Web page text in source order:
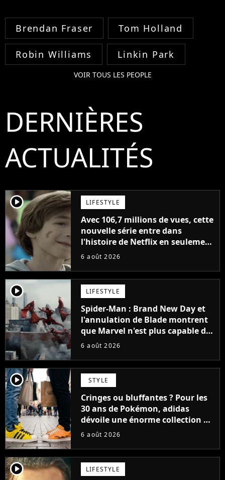
Brendan Fraser Tom Holland
Robin Williams Linkin Park
VOIR TOUS LES PEOPLE
DERNIÈRES
ACTUALITÉS
player2 LIFESTYLE
Avec 106,7 millions de vues, cette
nouvelle série entre dans
l'histoire de Netflix en seulement
48 jours
6 août 2026
player2 LIFESTYLE
Spider-Man : Brand New Day et
l'annulation de Blade montrent
que Marvel n'est plus capable de
faire quoi que ce soit de simple
6 août 2026
player2 STYLE
Cringes ou bluffantes ? Pour les
30 ans de Pokémon, adidas
dévoile une énorme collection de
sneakers et je ne sais pas quoi en
6 août 2026
player2 LIFESTYLE